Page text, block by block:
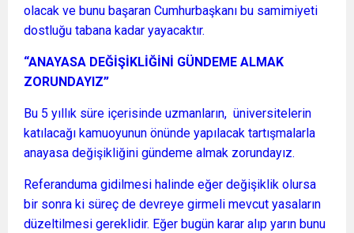
olacak ve bunu başaran Cumhurbaşkanı bu samimiyeti
dostluğu tabana kadar yayacaktır.
“ANAYASA DEĞİŞİKLİĞİNİ GÜNDEME ALMAK
ZORUNDAYIZ”
Bu 5 yıllık süre içerisinde uzmanların, üniversitelerin
katılacağı kamuoyunun önünde yapılacak tartışmalarla
anayasa değişikliğini gündeme almak zorundayız.
Referanduma gidilmesi halinde eğer değişiklik olursa
bir sonra ki süreç de devreye girmeli mevcut yasaların
düzeltilmesi gereklidir. Eğer bugün karar alıp yarın bunu